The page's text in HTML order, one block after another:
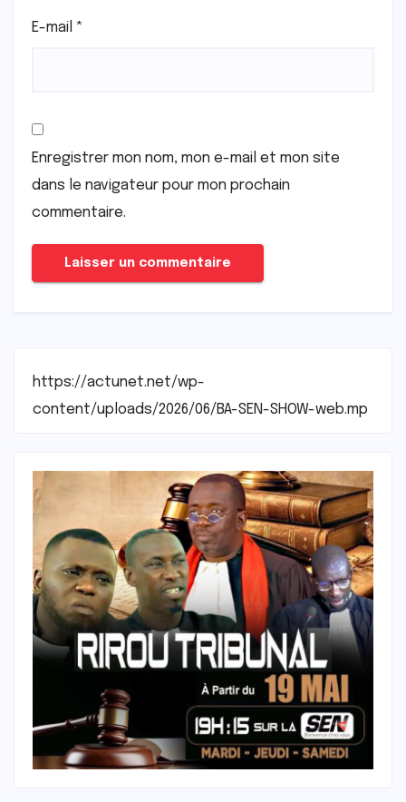
E-mail *
Enregistrer mon nom, mon e-mail et mon site
dans le navigateur pour mon prochain
commentaire.
https://actunet.net/wp-
content/uploads/2026/06/BA-SEN-SHOW-web.mp